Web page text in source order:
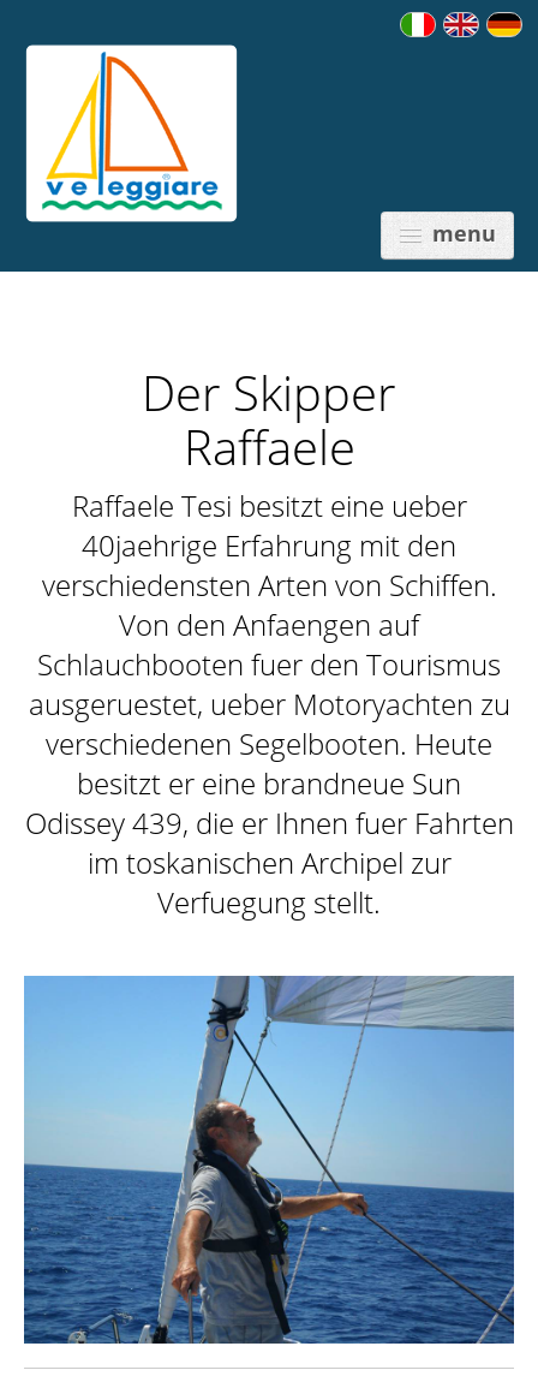
menu
PREISE
DAS SCHIFF
ZIELE
ATTIVITÀ
SKIPPER
GALLERY
KONTAKTE
Der Skipper
Raffaele
Raffaele Tesi besitzt eine ueber
40jaehrige Erfahrung mit den
verschiedensten Arten von Schiffen.
Von den Anfaengen auf
Schlauchbooten fuer den Tourismus
ausgeruestet, ueber Motoryachten zu
verschiedenen Segelbooten. Heute
besitzt er eine brandneue Sun
Odissey 439, die er Ihnen fuer Fahrten
im toskanischen Archipel zur
Verfuegung stellt.